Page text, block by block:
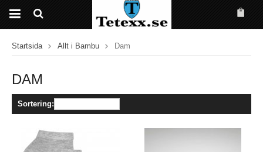
Startsida Allt i Bambu Dam
DAM
Sortering: